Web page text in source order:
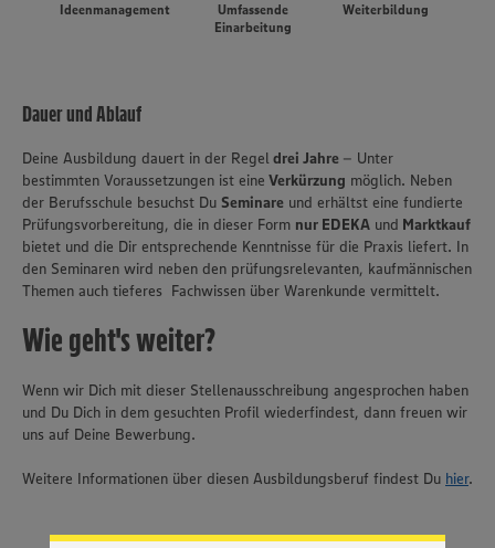
Wir setzen Cookies und andere Technologien ein, um Ihnen
ermöglichen. Wir verwenden Ihre Daten, um unsere
Cookies und anderer Technologien ist freiwillig und kann
Ideenmanagement
Umfassende
Einarbeitung
Weiterbildung
Dauer und Ablauf
Deine Ausbildung dauert in der Regeldrei Jahre – Unter
bestimmten Voraussetzungen ist eine Verkürzung möglich. Neben
der Berufsschule besuchst Du Seminare und erhältst eine fundierte
Prüfungsvorbereitung, die in dieser Form nur EDEKA und Marktkauf
bietet und die Dir entsprechende Kenntnisse für die Praxis liefert. In
den Seminaren wird neben den prüfungsrelevanten, kaufmännischen
Themen auch tieferes Fachwissen über Warenkunde vermittelt.
Wie geht's weiter?
Wenn wir Dich mit dieser Stellenausschreibung angesprochen haben
und Du Dich in dem gesuchten Profil wiederfindest, dann freuen wir
uns auf Deine Bewerbung.
Weitere Informationen über diesen Ausbildungsberuf findest Du hier.